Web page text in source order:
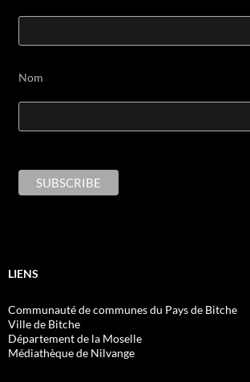
Nom
LIENS
Communauté de communes du Pays de Bitche
Ville de Bitche
Département de la Moselle
Médiathèque de Nilvange